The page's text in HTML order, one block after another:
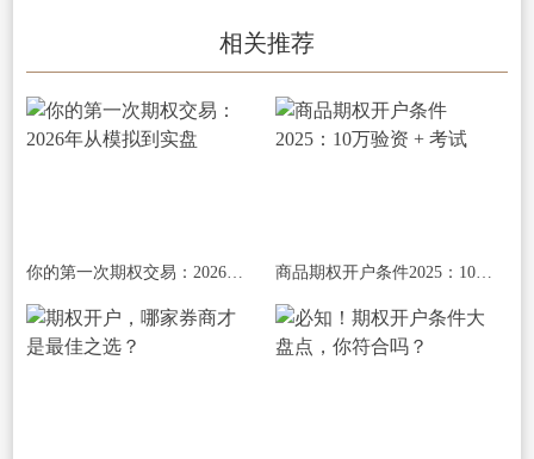
相关推荐
你的第一次期权交易：2026年从模拟到实盘 商品期权开户条件2025：10万验资 + 考试